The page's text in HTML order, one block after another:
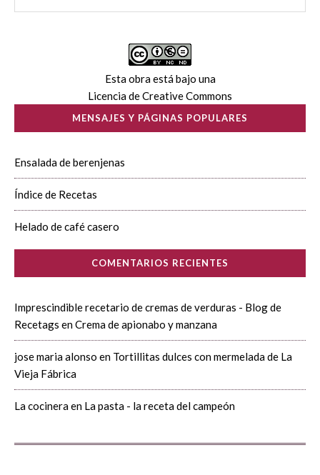
Esta obra está bajo una
Licencia de Creative Commons
MENSAJES Y PÁGINAS POPULARES
Ensalada de berenjenas
Índice de Recetas
Helado de café casero
COMENTARIOS RECIENTES
Imprescindible recetario de cremas de verduras - Blog de
Recetags enCrema de apionabo y manzana
jose maria alonso en Tortillitas dulces con mermelada de La
Vieja Fábrica
La cocineraen La pasta - la receta del campeón